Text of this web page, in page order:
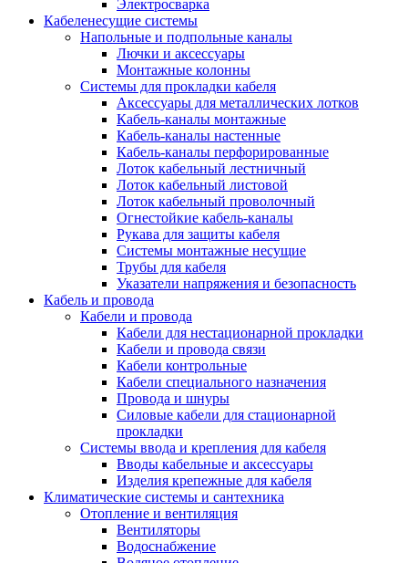
Электросварка
Кабеленесущие системы
Напольные и подпольные каналы
Лючки и аксессуары
Монтажные колонны
Системы для прокладки кабеля
Аксессуары для металлических лотков
Кабель-каналы монтажные
Кабель-каналы настенные
Кабель-каналы перфорированные
Лоток кабельный лестничный
Лоток кабельный листовой
Лоток кабельный проволочный
Огнестойкие кабель-каналы
Рукава для защиты кабеля
Системы монтажные несущие
Трубы для кабеля
Указатели напряжения и безопасность
Кабель и провода
Кабели и провода
Кабели для нестационарной прокладки
Кабели и провода связи
Кабели контрольные
Кабели специального назначения
Провода и шнуры
Силовые кабели для стационарной
прокладки
Системы ввода и крепления для кабеля
Вводы кабельные и аксессуары
Изделия крепежные для кабеля
Климатические системы и сантехника
Отопление и вентиляция
Вентиляторы
Водоснабжение